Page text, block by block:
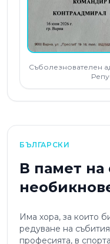
Съболезнователен
БЪЛГАРСКИ
В памет на
Има хора, за които
редуване на
професията, в